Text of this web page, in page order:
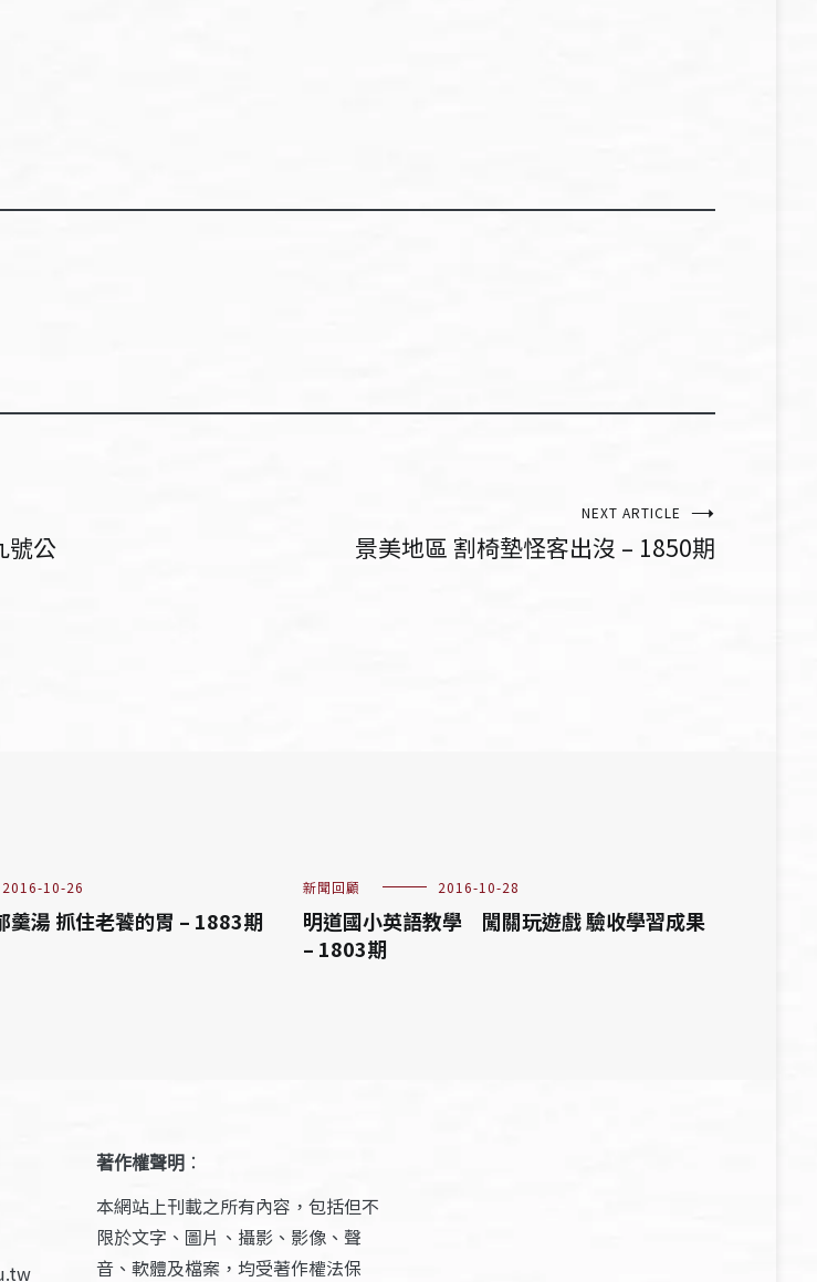
號公
NEXT ARTICLE
景美地區 割椅墊怪客出沒 – 1850期
2016-10-26
羹湯 抓住老饕的胃 – 1883期
新聞回顧 2016-10-28
明道國小英語教學 闖關玩遊戲 驗收學習成果
– 1803期
著作權聲明 ：
本網站上刊載之所有內容，包括但不
限於文字、圖片、攝影、影像、聲
音、軟體及檔案，均受著作權法保